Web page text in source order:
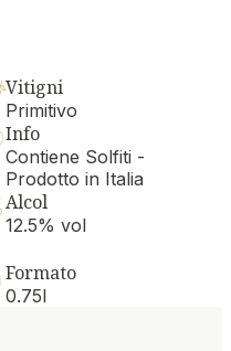
Vitigni
Primitivo
Info
Contiene Solfiti -
Prodotto in Italia
Alcol
12.5% vol
Formato
0.75l